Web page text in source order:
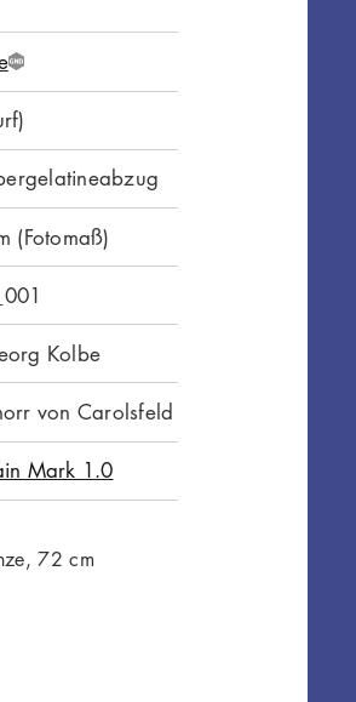
G
N
D
(Fotomaß)
Kolbe
von Carolsfeld
Mark 1.0
72 cm